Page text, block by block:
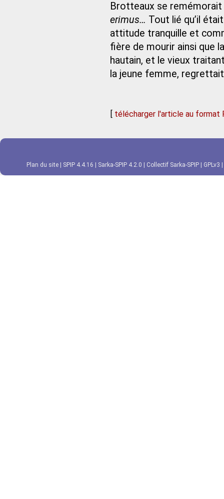
Brotteaux se
erimus… Tout lié qu’il
attitude tranquille et
fière de mourir ainsi que
hautain, et le vieux
la jeune femme,
[ télécharger l'article au format
Plan du site SPIP 4.4.16 Sarka-SPIP 4.2.0 Collectif Sarka-SPIP GPLv3